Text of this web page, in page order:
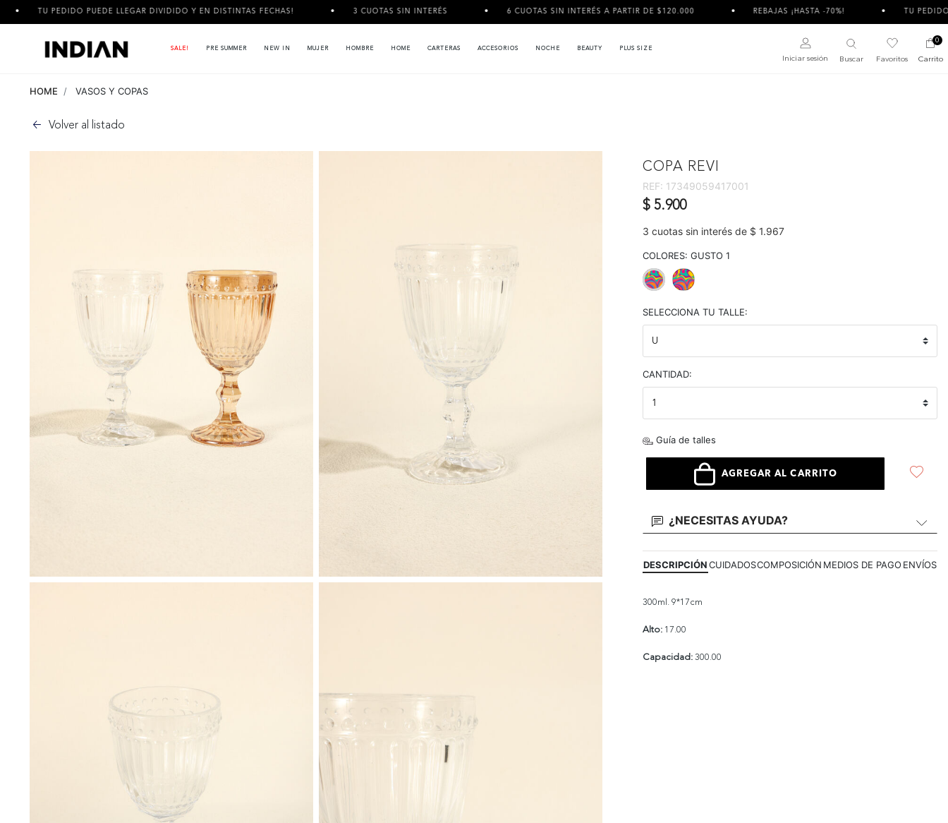
PUEDE LLEGAR DIVIDIDO Y EN DISTINTAS FECHAS! 3 CUOTAS SIN INTERÉS 6 CUOTAS SIN INTERÉS A PARTIR DE $120.000 REBAJAS ¡HASTA -70%! TU PEDIDO PUEDE LLEGAR
SALE! PRE SUMMER NEW IN MUJER HOMBRE HOME CARTERAS ACCESORIOS NOCHE BEAUTY PLUS SIZE
Iniciar sesión Buscar Favoritos
0
Carrito
HOME VASOS Y COPAS
Volver al listado
COPA REVI
REF: 17349059417001
$ 5.900
3 cuotas sin interés de $ 1.967
COLORES: GUSTO 1
SELECCIONA TU TALLE:
CANTIDAD:
Guía de talles
AGREGAR AL CARRITO
¿NECESITAS AYUDA?
DESCRIPCIÓNCUIDADOSCOMPOSICIÓN MEDIOS DE PAGO ENVÍOS
300ml. 9*17cm
Alto: 17.00
Capacidad: 300.00